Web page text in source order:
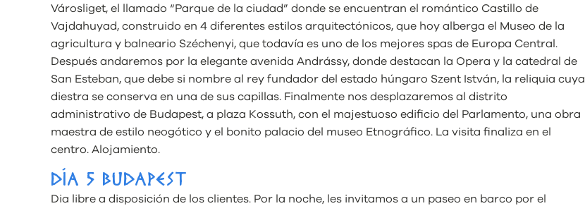
Városliget, el llamado “Parque de la ciudad” donde se encuentran el romántico Castillo de
Vajdahuyad, construido en 4 diferentes estilos arquitectónicos, que hoy alberga el Museo de la
agricultura y balneario Széchenyi, que todavía es uno de los mejores spas de Europa Central.
Después andaremos por la elegante avenida Andrássy, donde destacan la Opera y la catedral de
San Esteban, que debe si nombre al rey fundador del estado húngaro Szent István, la reliquia cuya
diestra se conserva en una de sus capillas. Finalmente nos desplazaremos al distrito
administrativo de Budapest, a plaza Kossuth, con el majestuoso edificio del Parlamento, una obra
maestra de estilo neogótico y el bonito palacio del museo Etnográfico. La visita finaliza en el
centro. Alojamiento.
DÍA 5 BUDAPEST
Dia libre a disposición de los clientes. Por la noche, les invitamos a un paseo en barco por el